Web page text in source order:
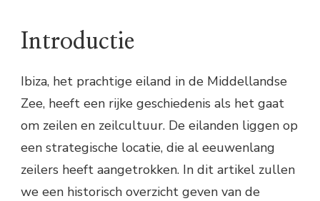
Introductie
Ibiza, het prachtige eiland in de Middellandse
Zee, heeft een rijke geschiedenis als het gaat
om zeilen en zeilcultuur. De eilanden liggen op
een strategische locatie, die al eeuwenlang
zeilers heeft aangetrokken. In dit artikel zullen
we een historisch overzicht geven van de